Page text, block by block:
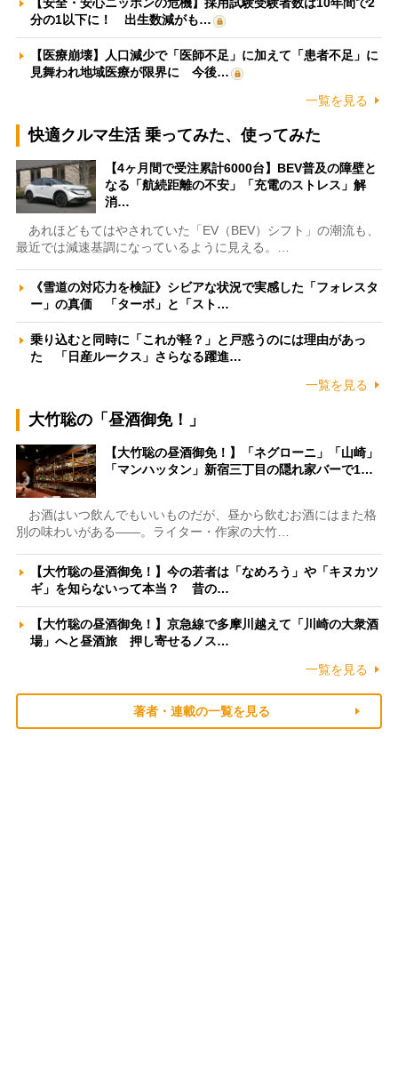
【安全・安心ニッポンの危機】採用試験受験者数は10年間で2
分の1以下に！ 出生数減がも…
【医療崩壊】人口減少で「医師不足」に加えて「患者不足」に
見舞われ地域医療が限界に 今後…
一覧を見る
快適クルマ生活 乗ってみた、使ってみた
【4ヶ月間で受注累計6000台】BEV普及の障壁と
なる「航続距離の不安」「充電のストレス」解
消…
あれほどもてはやされていた「EV（BEV）シフト」の潮流も、
最近では減速基調になっているように見える。…
《雪道の対応力を検証》シビアな状況で実感した「フォレスタ
ー」の真価 「ターボ」と「スト…
乗り込むと同時に「これが軽？」と戸惑うのには理由があっ
た 「日産ルークス」さらなる躍進…
一覧を見る
大竹聡の「昼酒御免！」
【大竹聡の昼酒御免！】「ネグローニ」「山崎」
「マンハッタン」新宿三丁目の隠れ家バーで1…
お酒はいつ飲んでもいいものだが、昼から飲むお酒にはまた格
別の味わいがある――。ライター・作家の大竹…
【大竹聡の昼酒御免！】今の若者は「なめろう」や「キヌカツ
ギ」を知らないって本当？ 昔の…
【大竹聡の昼酒御免！】京急線で多摩川越えて「川崎の大衆酒
場」へと昼酒旅 押し寄せるノス…
一覧を見る
著者・連載の一覧を見る